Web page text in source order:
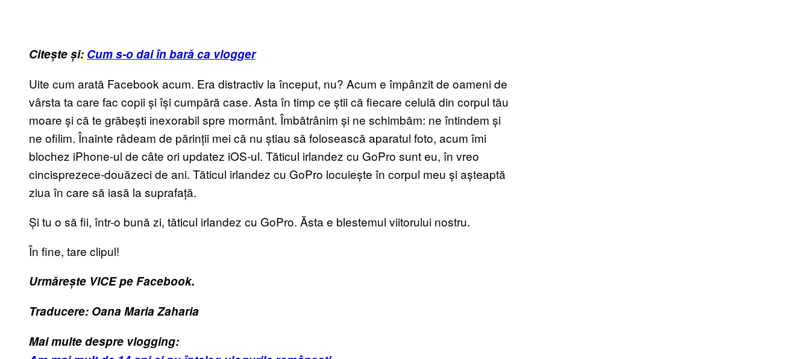
Citește și: Cum s-o dai în bară ca vlogger
Uite cum arată Facebook acum. Era distractiv la început, nu? Acum e împânzit de oameni de
vârsta ta care fac copii și își cumpără case. Asta în timp ce știi că fiecare celulă din corpul tău
moare și că te grăbești inexorabil spre mormânt. Îmbătrânim și ne schimbăm: ne întindem și
ne ofilim. Înainte râdeam de părinții mei că nu știau să folosească aparatul foto, acum îmi
blochez iPhone-ul de câte ori updatez iOS-ul. Tăticul irlandez cu GoPro sunt eu, în vreo
cincisprezece-douăzeci de ani. Tăticul irlandez cu GoPro locuiește în corpul meu și așteaptă
ziua în care să iasă la suprafață.
Și tu o să fii, într-o bună zi, tăticul irlandez cu GoPro. Ăsta e blestemul viitorului nostru.
În fine, tare clipul!
Urmărește VICE pe Facebook.
Traducere: Oana Maria Zaharia
Mai multe despre vlogging: